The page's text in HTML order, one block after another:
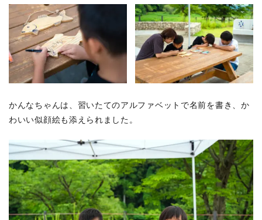
かんなちゃんは、習いたてのアルファベットで名前を書き、か
わいい似顔絵も添えられました。